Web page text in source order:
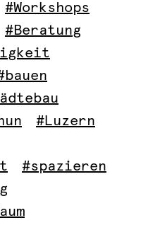
#Workshops
#Beratung
#Luzern
#spazieren